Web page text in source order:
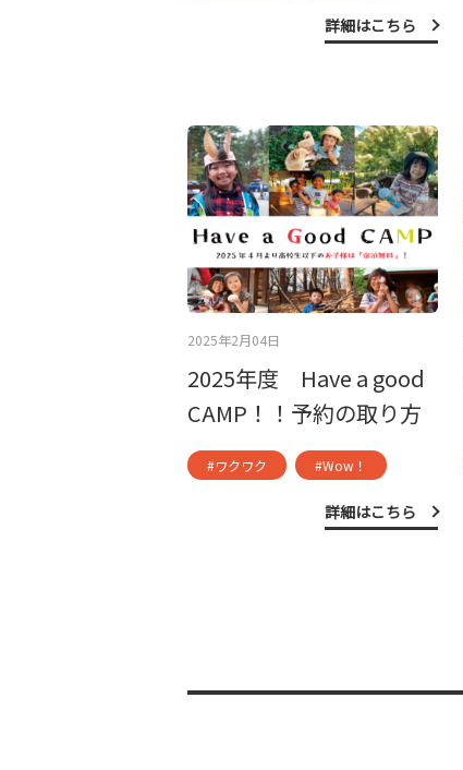
詳細はこちら
2025年2月04日
2025年度 Have a good
CAMP！！予約の取り方
#ワクワク #Wow！
詳細はこちら